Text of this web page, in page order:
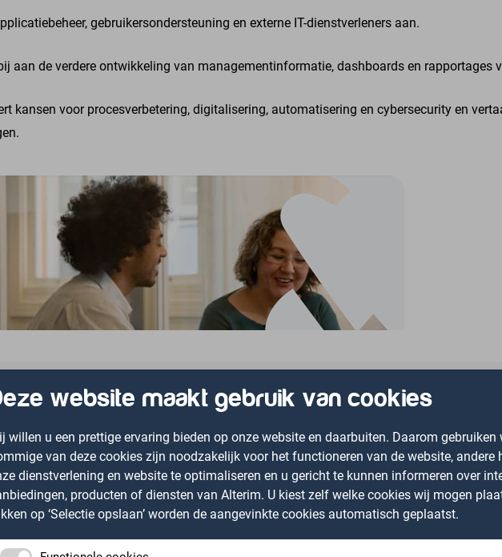
gebruikersondersteuning en externe IT-dienstverleners aan.
aan de verdere ontwikkeling van managementinformatie, dashboards en rapportages
kansen voor procesverbetering, digitalisering, automatisering en cybersecurity en
dat iedereen ertoe doet. Daarom ondersteunt Sylta mensen die tijdelijk of langdurig
cliëntondersteuning, sociaaljuridische dienstverlening en (preventieve) jeugdzorg. De
verschillende locaties in Noord-Holland en staan dicht bij de mensen voor wie zij zich
gelooft Sylta in vertrouwen, eigen regie en ontwikkeling. Medewerkers krijgen de
website maakt gebruik van cookies
willen u een prettige ervaring bieden op onze website en daarbuiten. Daarom gebruiken
van deze cookies zijn noodzakelijk voor het functioneren van de website, andere
dienstverlening en website te optimaliseren en u gericht te kunnen informeren over
producten of diensten van Alterim. U kiest zelf welke cookies wij mogen
op ‘Selectie opslaan’ worden de aangevinkte cookies automatisch geplaatst.